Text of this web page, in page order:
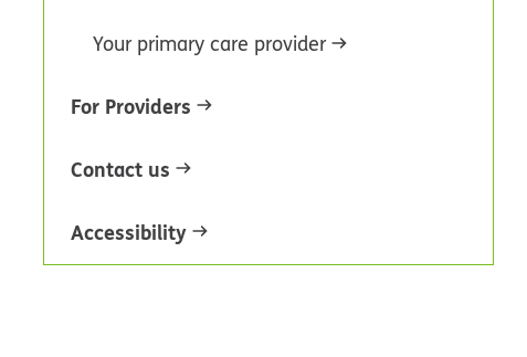
Your primary care provider
For Providers
Contact us
Accessibility